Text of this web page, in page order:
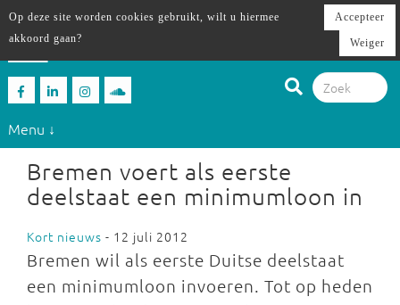
Menu ↓
Bremen voert als eerste
deelstaat een minimumloon in
Kort nieuws - 12 juli 2012
Bremen wil als eerste Duitse deelstaat
een minimumloon invoeren. Tot op heden
Op deze site worden cookies gebruikt, wilt u hiermee
akkoord gaan?
Accepteer
Weiger